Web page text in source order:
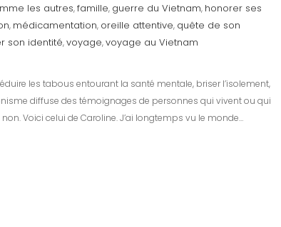
les autres,famille, guerre du Vietnam, honorer ses
, médicamentation, oreille attentive, quête de son
son identité,voyage,voyage au Vietnam
les tabous entourant la santé mentale, briser l’isolement,
diffuse des témoignages de personnes qui vivent ou qui
Voici celui de Caroline. J’ai longtemps vu le monde…